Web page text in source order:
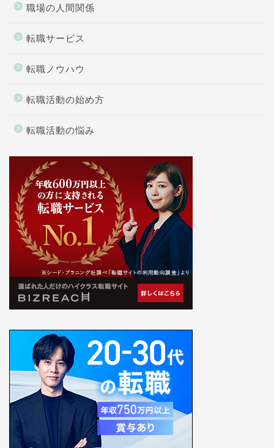
職場の人間関係
転職サービス
転職ノウハウ
転職活動の始め方
転職活動の悩み